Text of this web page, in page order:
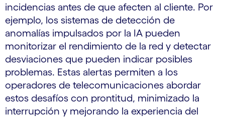
incidencias antes de que afecten al cliente. Por
ejemplo, los sistemas de detección de
anomalías impulsados por la IA pueden
monitorizar el rendimiento de la red y detectar
desviaciones que pueden indicar posibles
problemas. Estas alertas permiten a los
operadores de telecomunicaciones abordar
estos desafíos con prontitud, minimizado la
interrupción y mejorando la experiencia del